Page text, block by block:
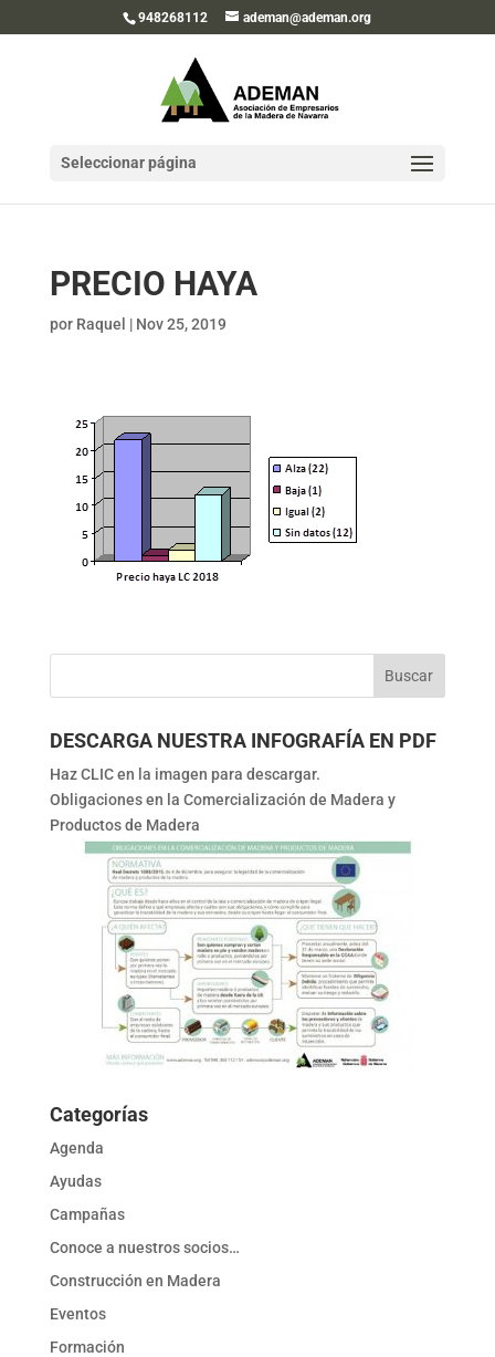
948268112 ademan@ademan.org
Seleccionar página
PRECIO HAYA
por Raquel | Nov 25, 2019
DESCARGA NUESTRA INFOGRAFÍA EN PDF
Haz CLIC en la imagen para descargar.
Obligaciones en la Comercialización de Madera y
Productos de Madera
Categorías
Agenda
Ayudas
Campañas
Conoce a nuestros socios…
Construcción en Madera
Eventos
Formación